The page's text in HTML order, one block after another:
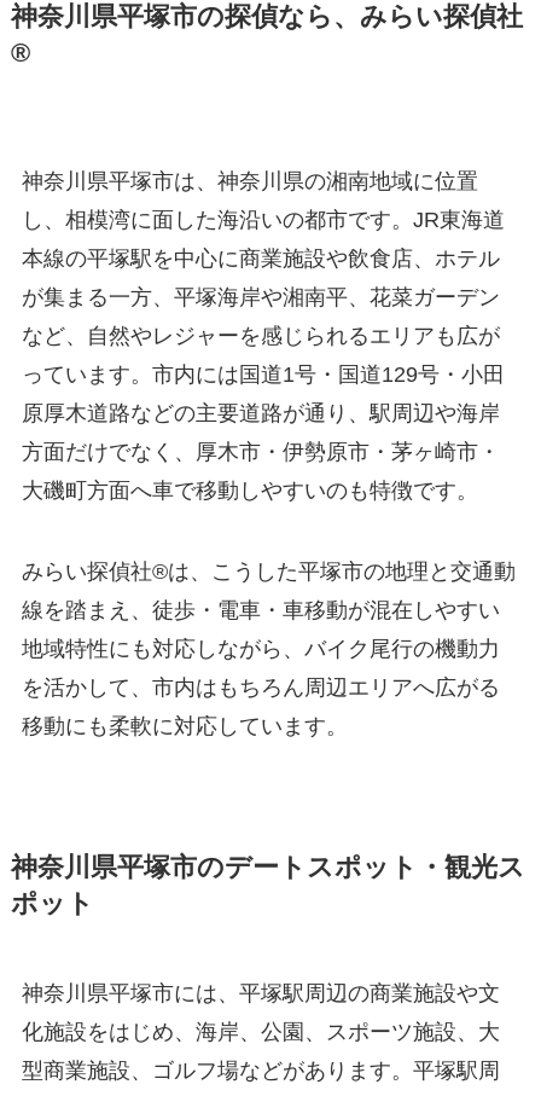
神奈川県平塚市の探偵なら、みらい探偵社
®︎
神奈川県平塚市は、神奈川県の湘南地域に位置
し、相模湾に面した海沿いの都市です。JR東海道
本線の平塚駅を中心に商業施設や飲食店、ホテル
が集まる一方、平塚海岸や湘南平、花菜ガーデン
など、自然やレジャーを感じられるエリアも広が
っています。市内には国道1号・国道129号・小田
原厚木道路などの主要道路が通り、駅周辺や海岸
方面だけでなく、厚木市・伊勢原市・茅ヶ崎市・
大磯町方面へ車で移動しやすいのも特徴です。
みらい探偵社®︎は、こうした平塚市の地理と交通動
線を踏まえ、徒歩・電車・車移動が混在しやすい
地域特性にも対応しながら、バイク尾行の機動力
を活かして、市内はもちろん周辺エリアへ広がる
移動にも柔軟に対応しています。
神奈川県平塚市のデートスポット・観光ス
ポット
神奈川県平塚市には、平塚駅周辺の商業施設や文
化施設をはじめ、海岸、公園、スポーツ施設、大
型商業施設、ゴルフ場などがあります。平塚駅周